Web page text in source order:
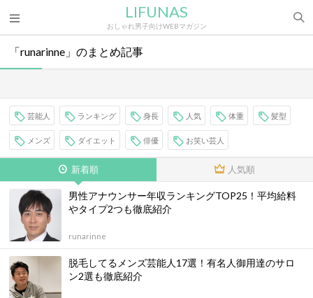
LIFUNAS
おしゃれ男子向けWEBマガジン
「runarinne」のまとめ記事
芸能人 ランキング 身長 人気 体重 髪型
メンズ ダイエット 俳優 お笑い芸人
新着順 人気順
男性アナウンサー年収ランキングTOP25！平均給料
やタイプ2つも徹底紹介
runarinne
脱毛してるメンズ芸能人17選！有名人御用達のサロ
ン2選も徹底紹介